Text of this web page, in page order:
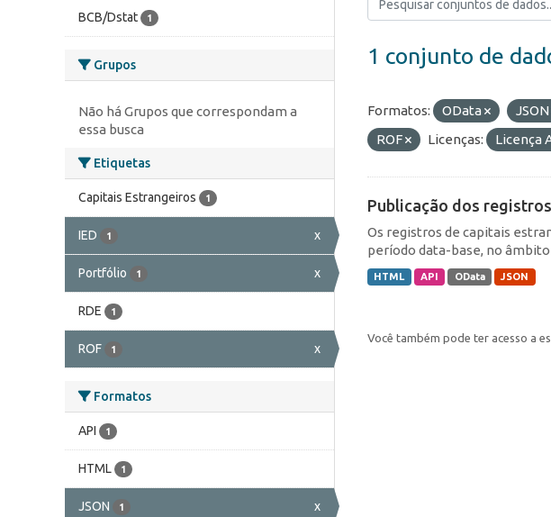
BCB/Dstat 1
Grupos
Não há Grupos que correspondam a
essa busca
Etiquetas
Capitais Estrangeiros 1
IED 1 x
Portfólio 1 x
RDE 1
ROF 1 x
Formatos
API 1
HTML 1
JSON 1 x
1 conjunto de
Formatos: OData JSON
ROF
Licenças: Licença
Publicação dos
Os registros de capitais
período data-base, no
HTML API OData JSON
Você também pode ter acesso a